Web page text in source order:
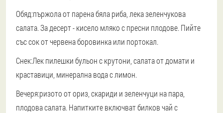
Обяд:пържола от парена бяла риба, лека зеленчукова
салата. За десерт - кисело мляко с пресни плодове. Пийте
със сок от червена боровинка или портокал.
Снек:Лек пилешки бульон с крутони, салата от домати и
краставици, минерална вода с лимон.
Вечеря:ризото от ориз, скариди и зеленчуци на пара,
плодова салата. Напитките включват билков чай ​​с